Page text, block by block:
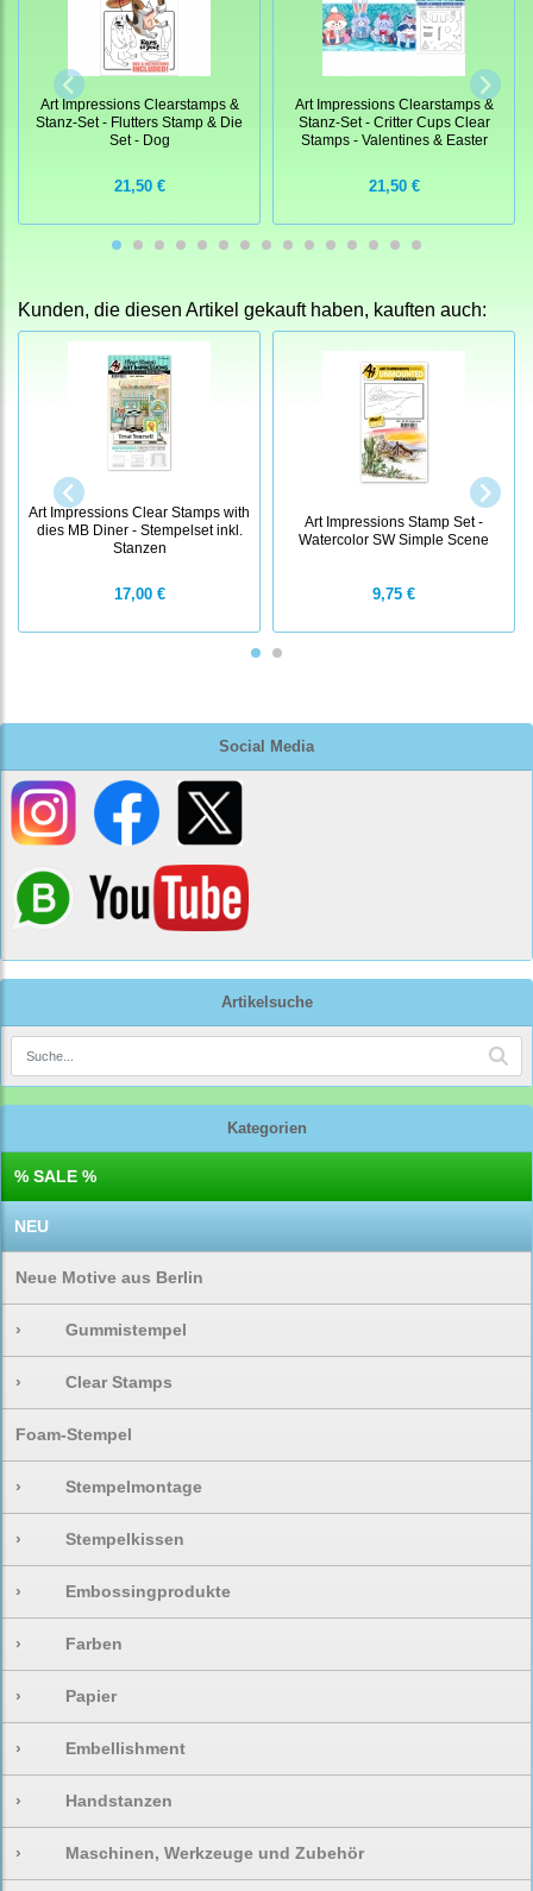
Social Media
Artikelsuche
Kategorien
% SALE %
NEU
Neue Motive aus Berlin
› Gummistempel
› Clear Stamps
Foam-Stempel
› Stempelmontage
› Stempelkissen
› Embossingprodukte
› Farben
› Papier
› Embellishment
› Handstanzen
› Maschinen, Werkzeuge und Zubehör
Art Impressions Clearstamps &
Stanz-Set - Flutters Stamp & Die
Set - Dog
21,50 €
Art Impressions Clearstamps &
Stanz-Set - Critter Cups Clear
Stamps - Valentines & Easter
21,50 €
Kunden, die diesen Artikel gekauft haben, kauften auch:
Art Impressions Clear Stamps with
dies MB Diner - Stempelset inkl.
Stanzen
17,00 €
Art Impressions Stamp Set -
Watercolor SW Simple Scene
9,75 €